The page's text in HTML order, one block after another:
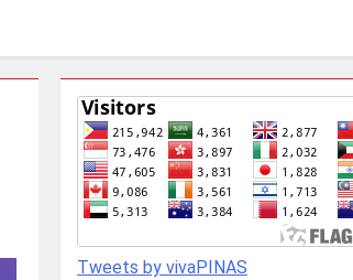
Tweets by vivaPINAS